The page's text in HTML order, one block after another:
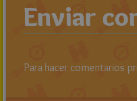
Enviar
Para hacer comentarios